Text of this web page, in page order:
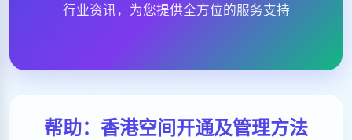
行业资讯，为您提供全方位的服务支持
帮助：香港空间开通及管理方法